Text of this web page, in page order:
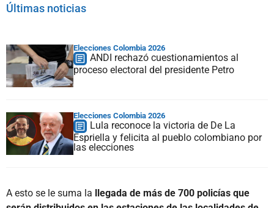
Últimas noticias
Elecciones Colombia 2026
ANDI rechazó cuestionamientos al
proceso electoral del presidente Petro
Elecciones Colombia 2026
Lula reconoce la victoria de De La
Espriella y felicita al pueblo colombiano por
las elecciones
A esto se le suma la llegada de más de 700 policías que